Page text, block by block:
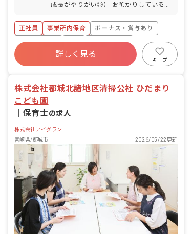
成長がやりがい◎） お預かりしている子
食事・睡眠・排泄・清潔・衣類の着脱等
・集団生活を通じた社会性の装着 ・行事
の計画・実行、お知らせの作成
正社員 事業所内保育
ボーナス・賞与あり
社会保険完備
有給
福利厚生充実
昇給昇進あり
産休育休制度
詳しく見る
キープ
株式会社都城北諸地区清掃公社 ひだまり
こども園
保育士の求人
株式会社アイグラン
宮崎県/都城市
2026/05/22更新